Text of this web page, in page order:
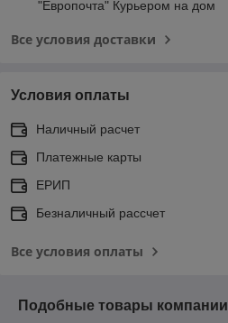
"Европочта" Курьером на дом
Все условия доставки
Условия оплаты
Наличный расчет
Платежные карты
ЕРИП
Безналичный рассчет
Все условия оплаты
Подобные товары компании